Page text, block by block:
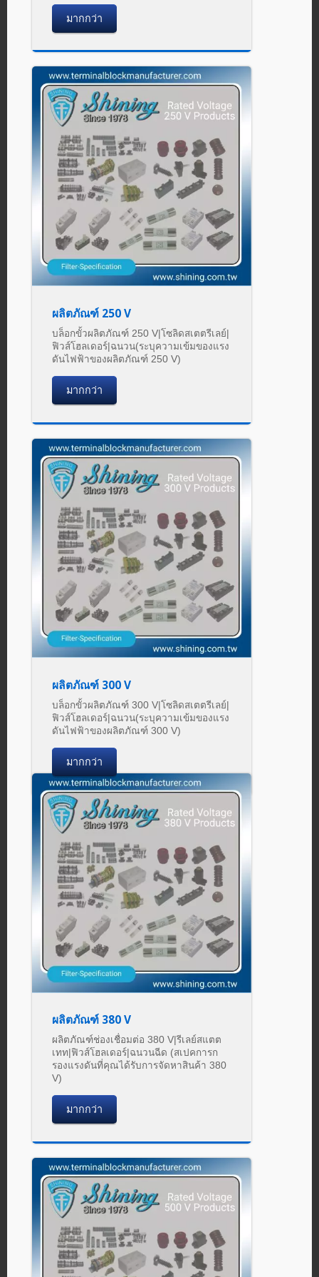
มากกว่า
ผลิตภัณฑ์ 250 V
บล็อกขั้วผลิตภัณฑ์ 250 V|โซลิดสเตตรีเลย์|
ฟิวส์โฮลเดอร์|ฉนวน(ระบุความเข้มของแรง
ดันไฟฟ้าของผลิตภัณฑ์ 250 V)
มากกว่า
ผลิตภัณฑ์ 300 V
บล็อกขั้วผลิตภัณฑ์ 300 V|โซลิดสเตตรีเลย์|
ฟิวส์โฮลเดอร์|ฉนวน(ระบุความเข้มของแรง
ดันไฟฟ้าของผลิตภัณฑ์ 300 V)
มากกว่า
ผลิตภัณฑ์ 380 V
ผลิตภัณฑ์ช่องเชื่อมต่อ 380 V|รีเลย์สแตต
เทท|ฟิวส์โฮลเดอร์|ฉนวนฉีด (สเปคการก
รองแรงดันที่คุณได้รับการจัดหาสินค้า 380
V)
มากกว่า